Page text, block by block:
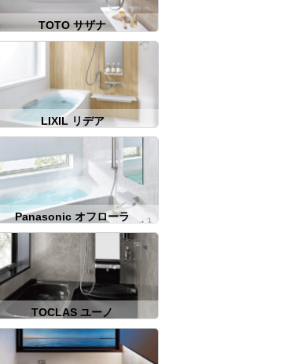
TOTO サザナ
LIXIL リデア
Panasonic オフローラ
TOCLAS ユーノ